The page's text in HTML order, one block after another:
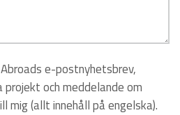
e-postnyhetsbrev,
och meddelande om
mig (allt innehåll på engelska).